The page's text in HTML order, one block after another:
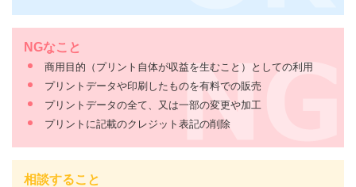
NGなこと
商用目的（プリント自体が収益を生むこと）としての利用
プリントデータや印刷したものを有料での販売
プリントデータの全て、又は一部の変更や加工
プリントに記載のクレジット表記の削除
相談すること